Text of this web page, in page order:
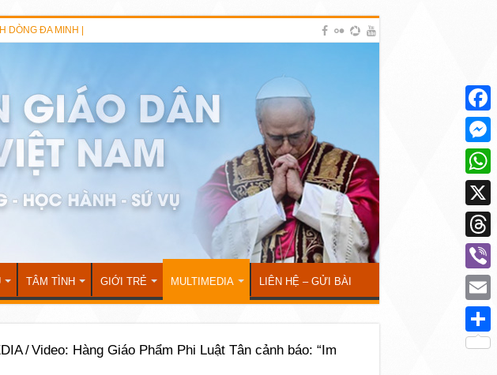
DÒNG ĐA MINH |
TÂM TÌNH GIỚI TRẺ MULTIMEDIA LIÊN HỆ – GỬI BÀI
/Video: Hàng Giáo Phẩm Phi Luật Tân cảnh báo: “Im
X
Viber